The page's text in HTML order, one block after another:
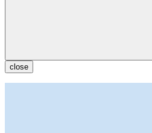
close